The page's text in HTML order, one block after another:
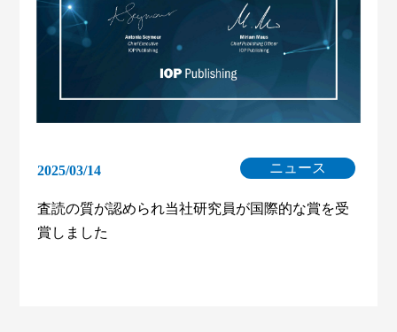
2025/03/14 ニュース
査読の質が認められ当社研究員が国際的な賞を受
賞しました